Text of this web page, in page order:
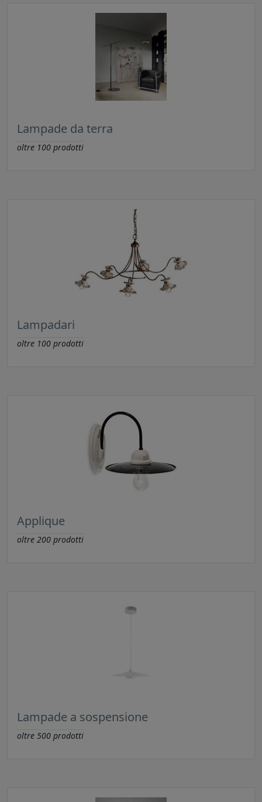
Lampade da terra
oltre 100 prodotti
Lampadari
oltre 100 prodotti
Applique
oltre 200 prodotti
Lampade a sospensione
oltre 500 prodotti